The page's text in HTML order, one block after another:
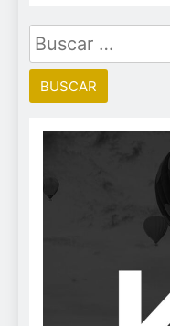
Buscar: